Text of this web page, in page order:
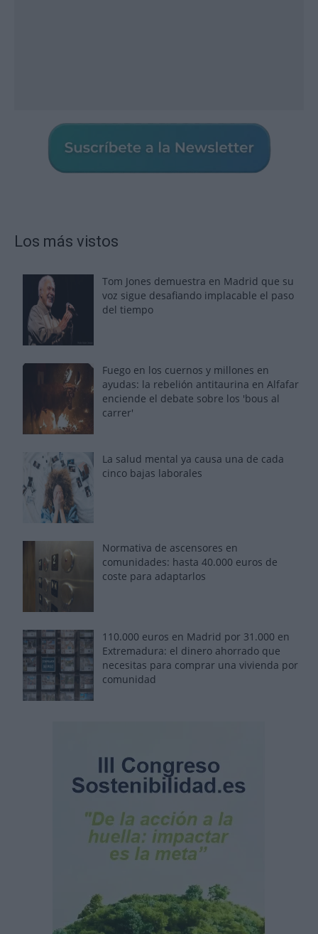
Los más vistos
Tom Jones demuestra en Madrid que su
voz sigue desafiando implacable el paso
del tiempo
Fuego en los cuernos y millones en
ayudas: la rebelión antitaurina en Alfafar
enciende el debate sobre los 'bous al
carrer'
La salud mental ya causa una de cada
cinco bajas laborales
Normativa de ascensores en
comunidades: hasta 40.000 euros de
coste para adaptarlos
110.000 euros en Madrid por 31.000 en
Extremadura: el dinero ahorrado que
necesitas para comprar una vivienda por
comunidad